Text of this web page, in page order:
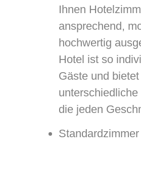
Ihnen
ansprechend,
hochwertig
Hotel ist so
Gäste und
die jeden